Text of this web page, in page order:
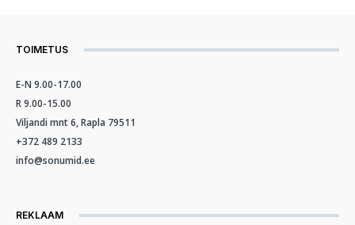
TOIMETUS
E-N 9.00-17.00
R 9.00-15.00
Viljandi mnt 6, Rapla 79511
+372 489 2133
info@sonumid.ee
REKLAAM